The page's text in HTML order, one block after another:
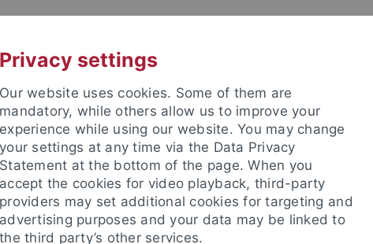
Privacy settings
Our website uses cookies. Some of them are
mandatory, while others allow us to improve your
experience while using our website. You may change
your settings at any time via the Data Privacy
Statement at the bottom of the page. When you
accept the cookies for video playback, third-party
providers may set additional cookies for targeting and
advertising purposes and your data may be linked to
the third party’s other services.